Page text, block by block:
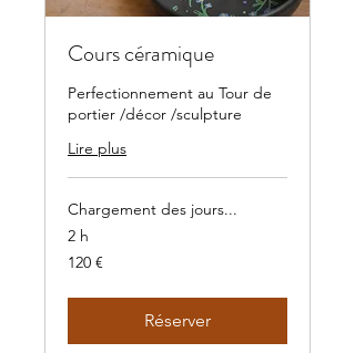
Cours céramique
Perfectionnement au Tour de
portier /décor /sculpture
Lire plus
Chargement des jours...
2 h
120
euros
120 €
Réserver